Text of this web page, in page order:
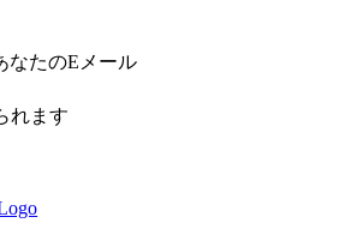
なたのEメール
れます